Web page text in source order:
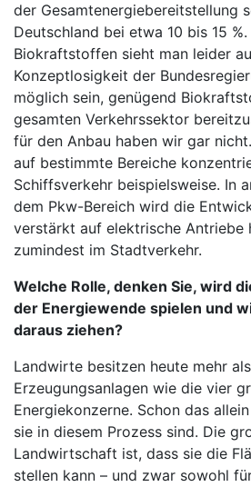
der Gesamtenergiebereitstellung
Deutschland bei etwa 10 bis 15
Biokraftstoffen sieht man leider
Konzeptlosigkeit der
möglich sein, genügend
gesamten Verkehrssektor
für den Anbau haben wir gar
auf bestimmte Bereiche
Schiffsverkehr beispielsweise. In
dem Pkw-Bereich wird die
verstärkt auf elektrische Antriebe
zumindest im Stadtverkehr.
Welche Rolle, denken Sie, wird
der Energiewende spielen und
daraus ziehen?
Landwirte besitzen heute mehr
Erzeugungsanlagen wie die vier
Energiekonzerne. Schon das
sie in diesem Prozess sind. Die
Landwirtschaft ist, dass sie die
stellen kann – und zwar sowohl